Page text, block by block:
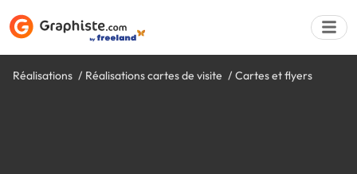
Réalisations Réalisations cartes de visite Cartes et flyers